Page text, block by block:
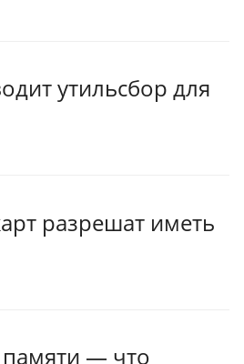
утильсбор для
разрешат иметь
— что